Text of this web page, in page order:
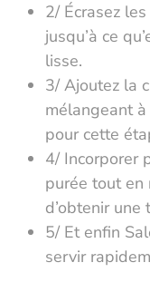
2/ Écrasez
jusqu’à ce
lisse.
3/ Ajoutez la
mélangeant
pour cette
4/ Incorporer
purée tout en
d’obtenir
5/ Et enfin
servir